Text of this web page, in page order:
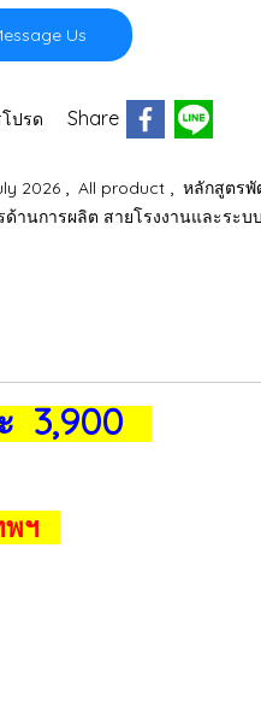
Us
ปรด Share
2026 All product หลักสูตรพั
านการผลิต สายโรงงานและระบบ
3,900
พฯ